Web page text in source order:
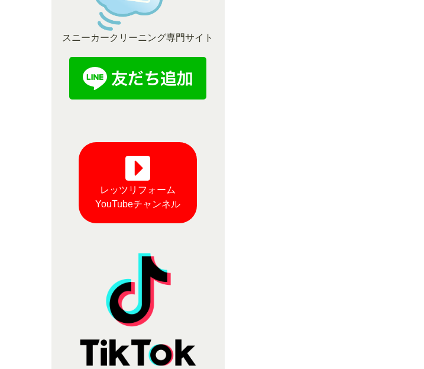
スニーカークリーニング専門サイト
レッツリフォーム
YouTubeチャンネル